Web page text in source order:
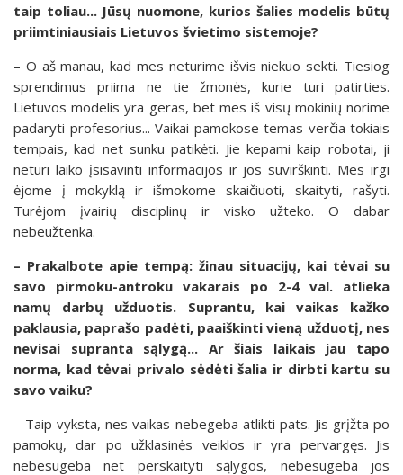
taip toliau... Jūsų nuomone, kurios šalies modelis būtų
priimtiniausiais Lietuvos švietimo sistemoje?
– O aš manau, kad mes neturime išvis niekuo sekti. Tiesiog
sprendimus priima ne tie žmonės, kurie turi patirties.
Lietuvos modelis yra geras, bet mes iš visų mokinių norime
padaryti profesorius... Vaikai pamokose temas verčia tokiais
tempais, kad net sunku patikėti. Jie kepami kaip robotai, ji
neturi laiko įsisavinti informacijos ir jos suvirškinti. Mes irgi
ėjome į mokyklą ir išmokome skaičiuoti, skaityti, rašyti.
Turėjom įvairių disciplinų ir visko užteko. O dabar
nebeužtenka.
– Prakalbote apie tempą: žinau situacijų, kai tėvai su
savo pirmoku-antroku vakarais po 2-4 val. atlieka
namų darbų užduotis. Suprantu, kai vaikas kažko
paklausia, paprašo padėti, paaiškinti vieną užduotį, nes
nevisai supranta sąlygą... Ar šiais laikais jau tapo
norma, kad tėvai privalo sėdėti šalia ir dirbti kartu su
savo vaiku?
– Taip vyksta, nes vaikas nebegeba atlikti pats. Jis grįžta po
pamokų, dar po užklasinės veiklos ir yra pervargęs. Jis
nebesugeba net perskaityti sąlygos, nebesugeba jos